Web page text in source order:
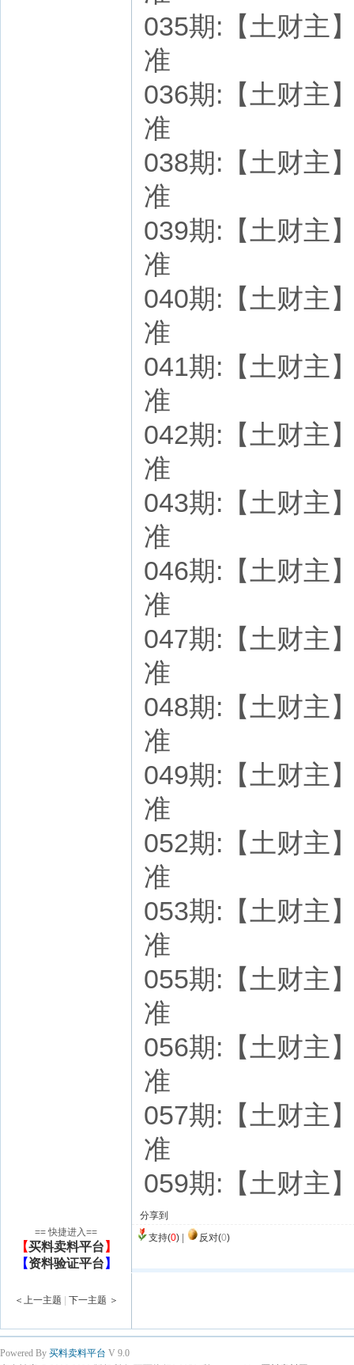
035期:【土财主
准
036期:【土财主
准
038期:【土财主
准
039期:【土财主
准
040期:【土财主
准
041期:【土财主
准
042期:【土财主
准
043期:【土财主
准
046期:【土财主
准
047期:【土财主
准
048期:【土财主
准
049期:【土财主
准
052期:【土财主
准
053期:【土财主
准
055期:【土财主
准
056期:【土财主
准
057期:【土财主
准
059期:【土财主
分享到
== 快捷进入==
【买料卖料平台 】
【资料验证平台 】
支持(0) 反对(0)
＜上一主题 下一主题 ＞
Powered By 买料卖料平台 V 9.0